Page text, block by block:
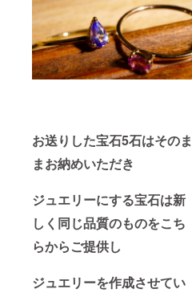
お送りした宝石5石はそのま
まお納めいただき
ジュエリーにする宝石は新
しく同じ品質のものをこち
らからご提供し
ジュエリーを作成させてい